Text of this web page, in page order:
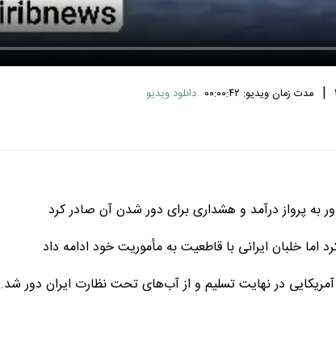
| مدت زمان ویدیو: ۰۰:۰۰:۴۲ دانلود ویدیو
به پرواز درآمد و هشداری برای دور شدن آن صادر کرد
اما خلبان ایرانی با قاطعیت به مأموریت خود ادامه داد
در نهایت تسلیم و از آب‌های تحت نظارت ایران دور شد.